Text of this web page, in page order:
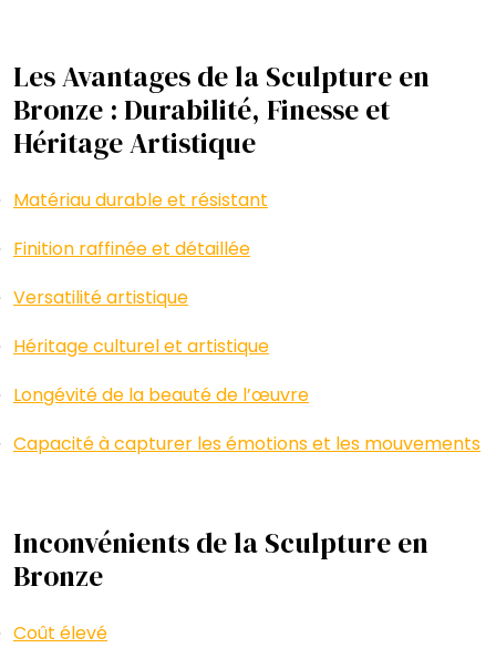
Les Avantages de la Sculpture en
Bronze : Durabilité, Finesse et
Héritage Artistique
Matériau durable et résistant
Finition raffinée et détaillée
Versatilité artistique
Héritage culturel et artistique
Longévité de la beauté de l’œuvre
Capacité à capturer les émotions et les mouvements
Inconvénients de la Sculpture en
Bronze
Coût élevé